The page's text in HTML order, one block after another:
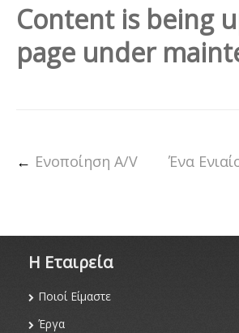
Content is being
page under
Ένα
← Ενοποίηση A/V
Η Eταιρεία
Ποιοί Είμαστε
Έργα